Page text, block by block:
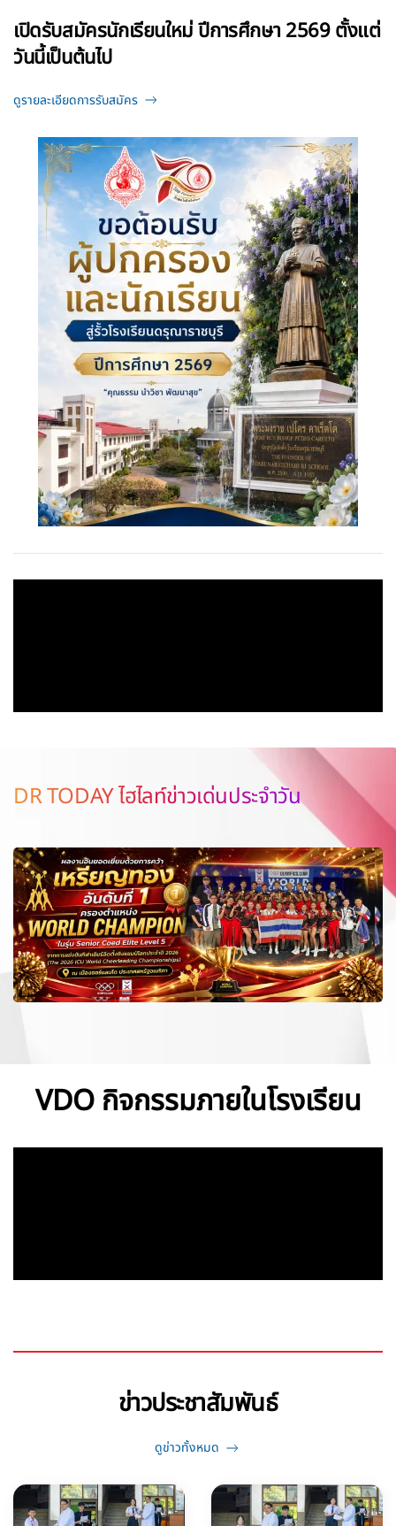
เปิดรับสมัครนักเรียนใหม่ ปีการศึกษา 2569 ตั้งแต่
วันนี้เป็นต้นไป
ดูรายละเอียดการรับสมัคร
DR TODAY ไฮไลท์ข่าวเด่นประจำวัน
VDO กิจกรรมภายในโรงเรียน
ข่าวประชาสัมพันธ์
ดูข่าวทั้งหมด